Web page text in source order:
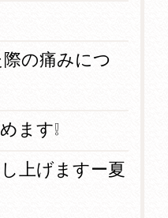
の痛みにつ
ます❕
上げますー夏